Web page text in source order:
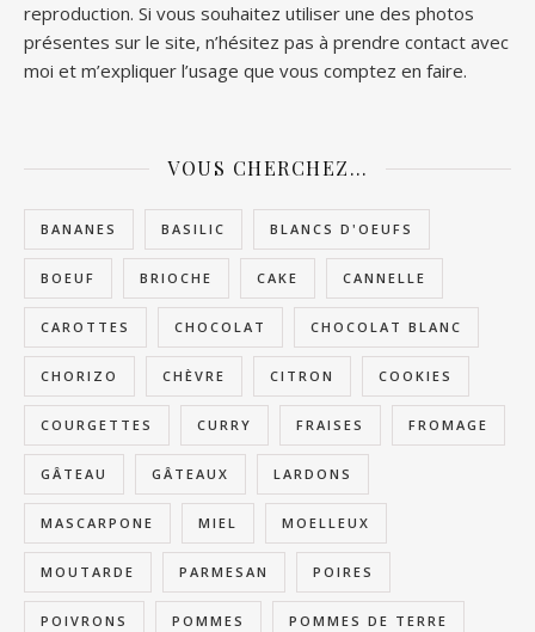
reproduction. Si vous souhaitez utiliser une des photos
présentes sur le site, n’hésitez pas à prendre contact avec
moi et m’expliquer l’usage que vous comptez en faire.
VOUS CHERCHEZ…
BANANES BASILIC BLANCS D'OEUFS
BOEUF BRIOCHE CAKE CANNELLE
CAROTTES CHOCOLAT CHOCOLAT BLANC
CHORIZO CHÈVRE CITRON COOKIES
COURGETTES CURRY FRAISES FROMAGE
GÂTEAU GÂTEAUX LARDONS
MASCARPONE MIEL MOELLEUX
MOUTARDE PARMESAN POIRES
POIVRONS POMMES POMMES DE TERRE